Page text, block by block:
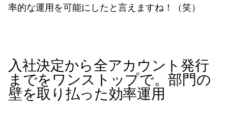
率的な運用を可能にしたと言えますね！（笑）
入社決定から全アカウント発行
までをワンストップで。部門の
壁を取り払った効率運用